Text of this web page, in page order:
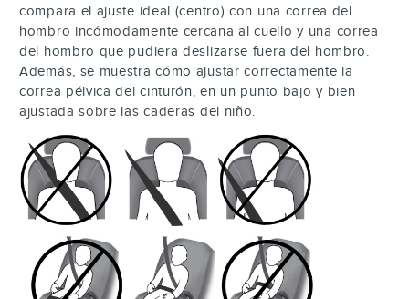
compara el ajuste ideal (centro) con una correa del
hombro incómodamente cercana al cuello y una correa
del hombro que pudiera deslizarse fuera del hombro.
Además, se muestra cómo ajustar correctamente la
correa pélvica del cinturón, en un punto bajo y bien
ajustada sobre las caderas del niño.